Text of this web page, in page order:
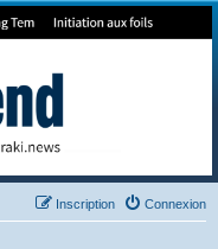
Connexion
Inscription